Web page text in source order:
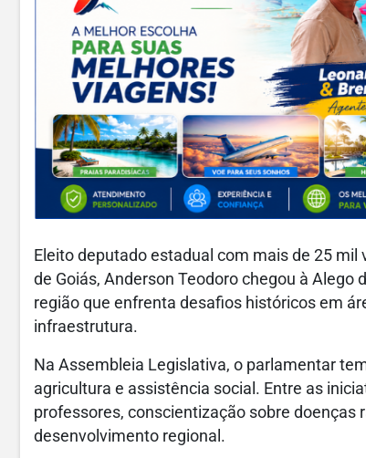
Eleito deputado estadual com mais de 25
de Goiás, Anderson Teodoro chegou à
região que enfrenta desafios históricos em
infraestrutura.
Na Assembleia Legislativa, o parlamentar
agricultura e assistência social. Entre as
professores, conscientização sobre doenças
desenvolvimento regional.